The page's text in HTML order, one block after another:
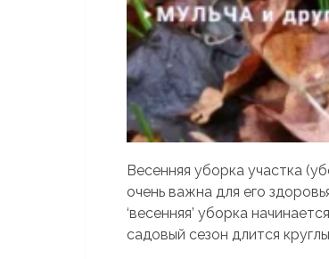
Весенняя уборка участка
очень важна для его
‘весенняя’ уборка
садовый сезон длится